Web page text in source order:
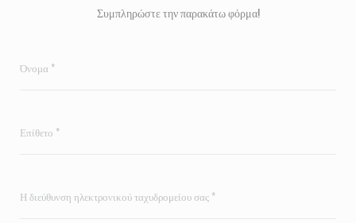
Συμπληρώστε την παρακάτω φόρμα!